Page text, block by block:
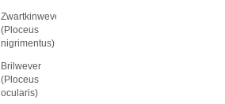
Zwartkinwever
(Ploceus
nigrimentus)
Brilwever
(Ploceus
ocularis)